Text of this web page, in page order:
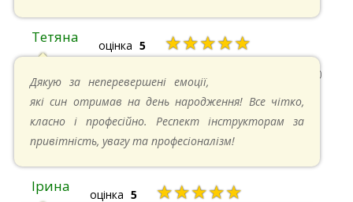
Тетяна оцінка 5 ★★★★★
13.05.2024 в 11:30
Дякую за неперевершені емоції,
які син отримав на день народження! Все чітко,
класно і професійно. Респект інструкторам за
привітність, увагу та професіоналізм!
Ірина оцінка 5 ★★★★★